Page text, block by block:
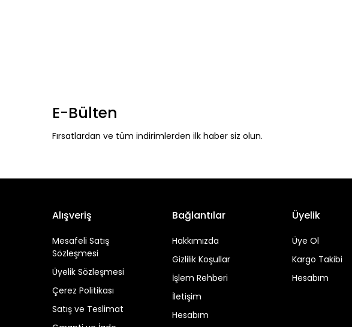
E-Bülten
Fırsatlardan ve tüm indirimlerden ilk haber siz olun.
Alışveriş
Mesafeli Satış
Sözleşmesi
Üyelik Sözleşmesi
Çerez Politikası
Satış ve Teslimat
Bağlantılar
Hakkımızda
Gizlilik Koşullar
İşlem Rehberi
İletişim
Hesabım
Üyelik
Üye Ol
Kargo Takibi
Hesabım